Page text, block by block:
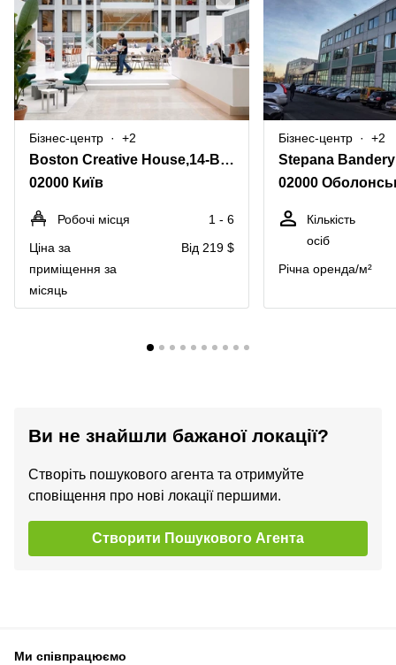
Бізнес-центр +2
Boston Creative House,14-B, Stepana Bandery Kyiv
02000 Київ
Робочі місця
1 - 6
Ціна за
приміщення за
місяць
Від 219 $
Бізнес-центр +2
Stepana
02000
Кількість
осіб
Річна оренда/м²
Ви не знайшли бажаної локації?
Створіть пошукового агента та отримуйте
сповіщення про нові локації першими.
Створити Пошукового Агента
Ми співпрацюємо